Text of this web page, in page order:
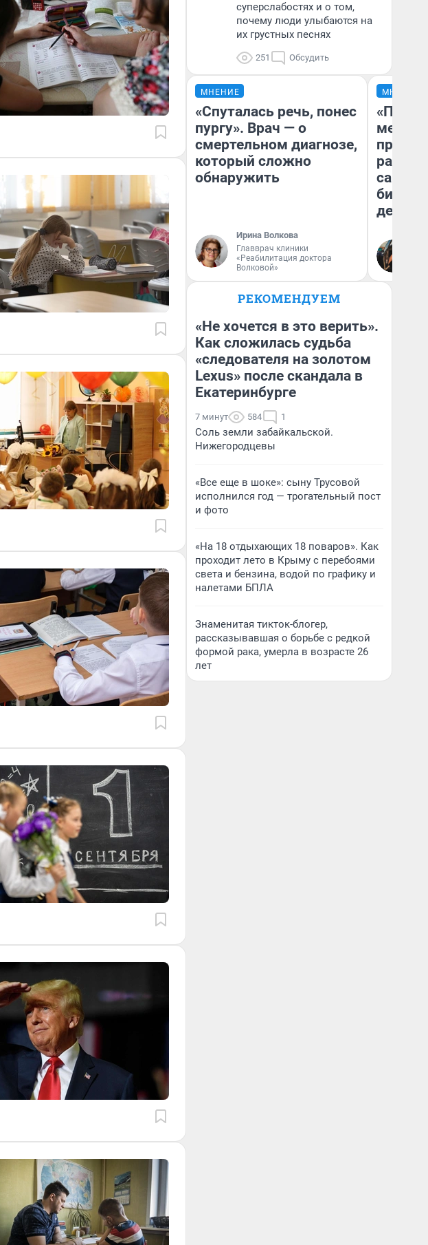
суперслабостях и о том,
почему люди улыбаются на
их грустных песнях
251 Обсудить
МНЕНИЕ
«Спуталась речь, понес
пургу». Врач — о
смертельном диагнозе,
который сложно
обнаружить
Ирина Волкова
Главврач клиники
«Реабилитация доктора
Волковой»
МНЕНИЕ
самом
РЕКОМЕНДУЕМ
«Не хочется в это верить».
Как сложилась судьба
«следователя на золотом
Lexus» после скандала в
Екатеринбурге
7 минут 584 1
Соль земли забайкальской.
Нижегородцевы
«Все еще в шоке»: сыну Трусовой
исполнился год — трогательный пост
и фото
«На 18 отдыхающих 18 поваров». Как
проходит лето в Крыму с перебоями
света и бензина, водой по графику и
налетами БПЛА
Знаменитая тикток-блогер,
рассказывавшая о борьбе с редкой
формой рака, умерла в возрасте 26
лет